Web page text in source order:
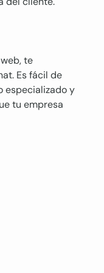
te
Es fácil de
especializado y
tu empresa